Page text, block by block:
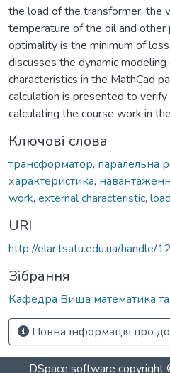
the load of the transformer, the
temperature of the oil and other
optimality is the minimum of
discusses the dynamic
characteristics in the MathCad
calculation is presented to
calculating the course work in
Ключові слова
трансформатор, паралельна
характеристика,
work, external characteristic, load
URI
http://elar.tsatu.edu.ua/handle/
Зібрання
Кафедра Вища математика та
Повна інформація про
DSpace software